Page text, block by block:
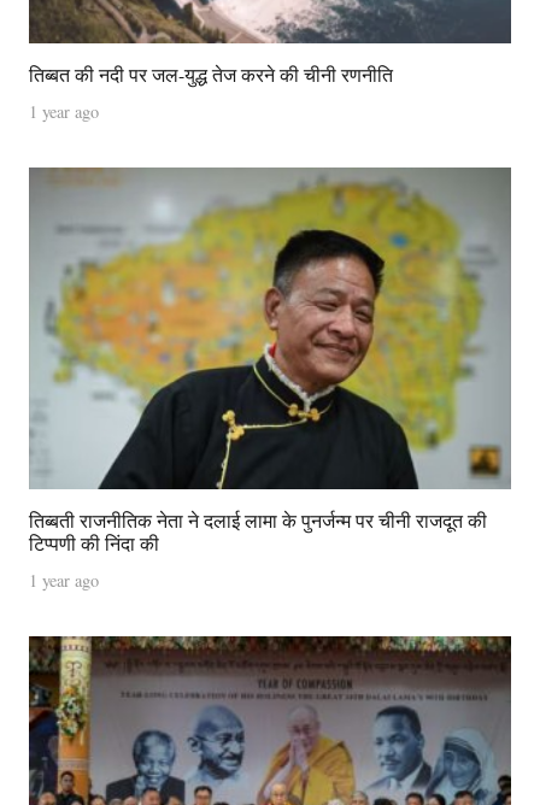
तिब्बत की नदी पर जल-युद्ध तेज करने की चीनी रणनीति
1 year ago
तिब्बती राजनीतिक नेता ने दलाई लामा के पुनर्जन्म पर चीनी राजदूत की
टिप्पणी की निंदा की
1 year ago